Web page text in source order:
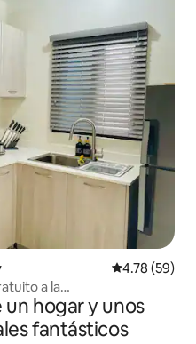
Calificación
4.78 (59)
a la
hogar y unos
fantásticos